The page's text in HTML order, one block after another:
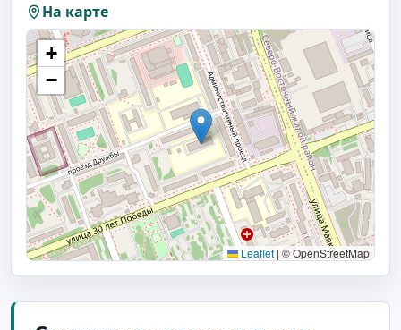
На карте
+
−
Leaflet | © OpenStreetMap